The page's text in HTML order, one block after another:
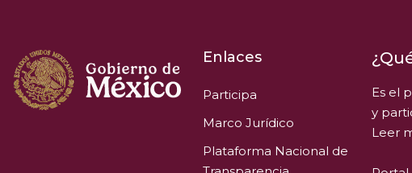
Enlaces
Participa
Marco Jurídico
Plataforma Nacional de
Es el
y
Leer